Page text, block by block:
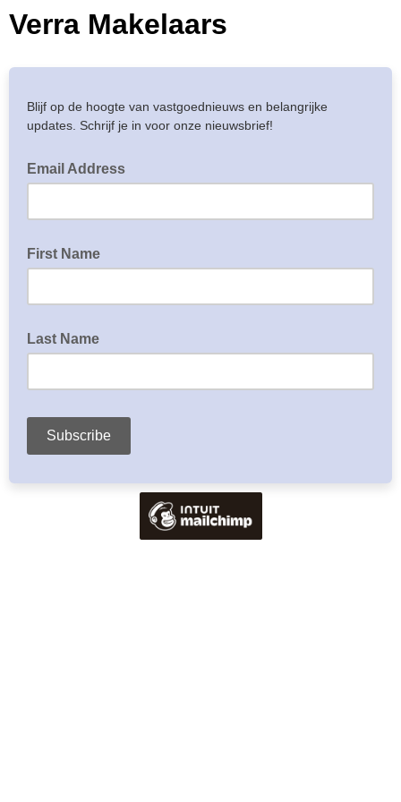
Verra Makelaars
Blijf op de hoogte van vastgoednieuws en belangrijke
updates. Schrijf je in voor onze nieuwsbrief!
Email Address
First Name
Last Name